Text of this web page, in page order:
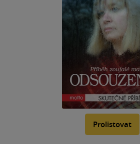
Prolistovat